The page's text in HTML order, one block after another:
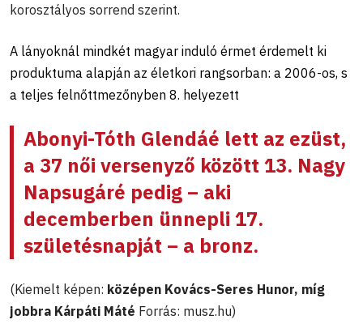
korosztályos sorrend szerint.
A lányoknál mindkét magyar induló érmet érdemelt ki
produktuma alapján az életkori rangsorban: a 2006-os, s
a teljes felnőttmezőnyben 8. helyezett
Abonyi-Tóth Glendáé lett az ezüst,
a 37 női versenyző között 13. Nagy
Napsugáré pedig – aki
decemberben ünnepli 17.
születésnapját – a bronz.
(Kiemelt képen: középen Kovács-Seres Hunor, míg
jobbra Kárpáti Máté Forrás: musz.hu)